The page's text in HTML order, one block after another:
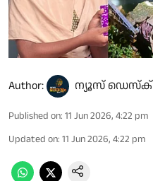
Author: ന്യൂസ് ഡെസ്ക്
Published on: 11 Jun 2026, 4:22 pm
Updated on: 11 Jun 2026, 4:22 pm